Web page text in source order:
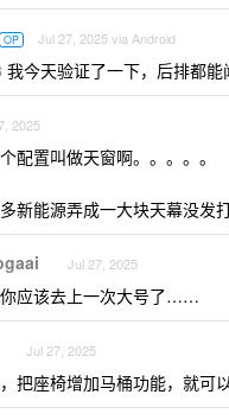
OP Jul 27, 2025 via Android
我今天验证了一下，后排都
2025
配置叫做天窗啊。。。。。
新能源弄成一大块天幕没发
Jul 27, 2025
应该去上一次大号了……
Jul 27, 2025
把座椅增加马桶功能，就可